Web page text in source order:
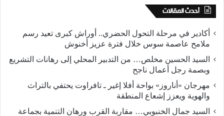
أحدث المقالات
أكادير في مرحلة التحول الحضري.. أوراش كبرى تعيد رسم
ملامح عاصمة سوس خلال فترة عزيز أخنوش
السيد الحسين مخلص… من التدبير المحلي إلى رهانات التشريع
وبصمة رجل أعمال ناجح
مهرجان «أناروز» بواحة أفلا إغير ـ تافراوت يحتفي بالتراث
والهوية ويعزز إشعاع المنطقة
السيد جمال الخنبوبي… مقاربة القرب ورهان التنمية بجماعة